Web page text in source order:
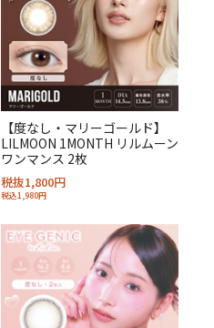
【度なし・マリーゴールド】
LILMOON 1MONTH リルムーン
ワンマンス 2枚
税抜1,800円
税込1,980円